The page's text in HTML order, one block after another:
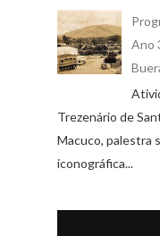
Ano
Trezenário de
Macuco, palestra
iconográfica...